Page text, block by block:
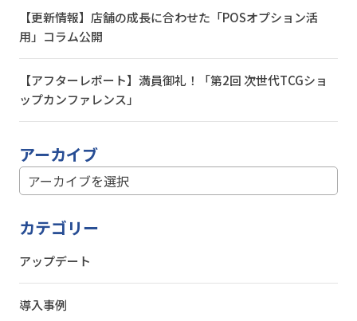
【更新情報】店舗の成長に合わせた「POSオプション活
用」コラム公開
【アフターレポート】満員御礼！「第2回 次世代TCGショ
ップカンファレンス」
アーカイブ
カテゴリー
アップデート
導入事例